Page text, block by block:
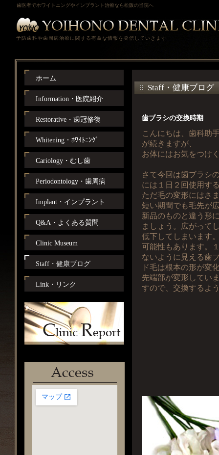
歯医者でホワイトニングやインプラント治療なら松阪の当院へ
予防歯科や歯周病治療に関する有益な情報を発信していきます
Staff・健康ブログ
歯ブラシの交換時期
こんにちは、歯科助
が続きますが、
お体にはお気をつけ
さて今回は歯ブラシ
には１日２回使用す
ただ毛の変形にはさ
短い期間でも毛先が
新品のものと違う形
ましょう。広がって
低下してしまいます
可能性もあります。
ないように見える歯
ド毛は根本の形が変
先端部が変形してい
すので、交換するよ
ホーム
Information・医院紹介
Restorative・歯冠修復
Whitening・ﾎﾜｲﾄﾆﾝｸﾞ
Cariology・むし歯
Periodontology・歯周病
Implant・インプラント
Q&A・よくある質問
Clinic Museum
Staff・健康ブログ
Link・リンク